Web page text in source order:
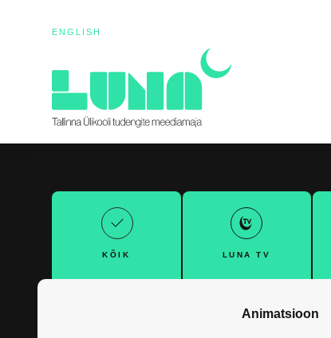
ENGLISH
KÕIK LUNA TV
Animatsioon